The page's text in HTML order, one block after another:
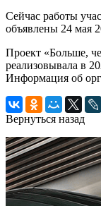
Сейчас работы
объявлены 24 мая
Проект «Больше,
реализовывала в
Информация об
Вернуться назад